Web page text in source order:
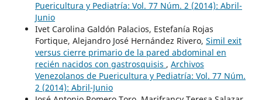
Puericultura y Pediatría: Vol. 77 Núm. 2 (2014): Abril-
Junio
Ivet Carolina Galdón Palacios, Estefanía Rojas
Fortique, Alejandro José Hernández Rivero, Simil exit
versus cierre primario de la pared abdominal en
recién nacidos con gastrosquisis , Archivos
Venezolanos de Puericultura y Pediatría: Vol. 77 Núm.
2 (2014): Abril-Junio